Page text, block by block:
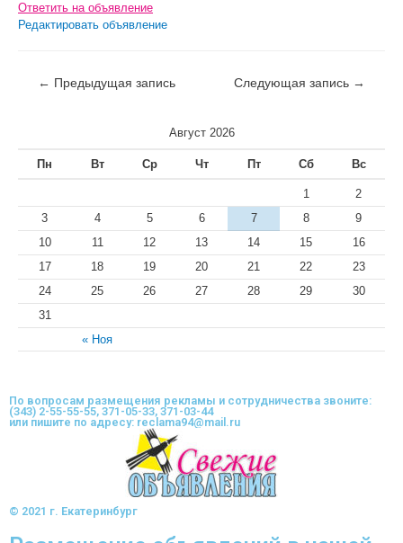
Ответить на объявление
Редактировать объявление
← Предыдущая запись Следующая запись →
Август 2026
Пн Вт Ср Чт Пт Сб Вс
« Ноя
1
2
3
4 5 6 7 8
9
10
11 12 13 14 15
16
17
18 19 20 21 22
23
24
25 26 27 28 29
30
31
По вопросам размещения рекламы и сотрудничества звоните:
(343) 2-55-55-55, 371-05-33, 371-03-44
или пишите по адресу: reclama94@mail.ru
© 2021 г. Екатеринбург